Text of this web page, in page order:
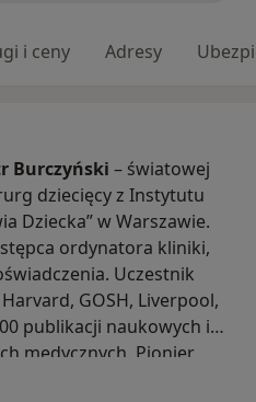
i ceny Adresy
Burczyński – światowej
dziecięcy z Instytutu
Dziecka” w Warszawie.
ordynatora kliniki,
Uczestnik
GOSH, Liverpool,
publikacji naukowych i
medycznych. Pionier